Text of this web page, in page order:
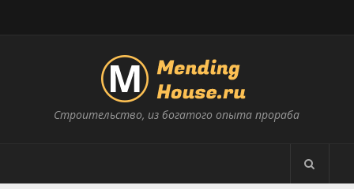
Строительство, из богатого опыта прораба